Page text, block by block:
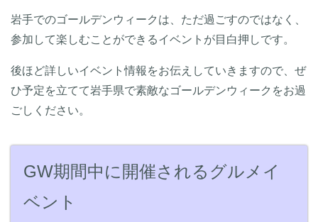
岩手でのゴールデンウィークは、ただ過ごすのではなく、
参加して楽しむことができるイベントが目白押しです。
後ほど詳しいイベント情報をお伝えしていきますので、ぜ
ひ予定を立てて岩手県で素敵なゴールデンウィークをお過
ごしください。
GW期間中に開催されるグルメイ
ベント